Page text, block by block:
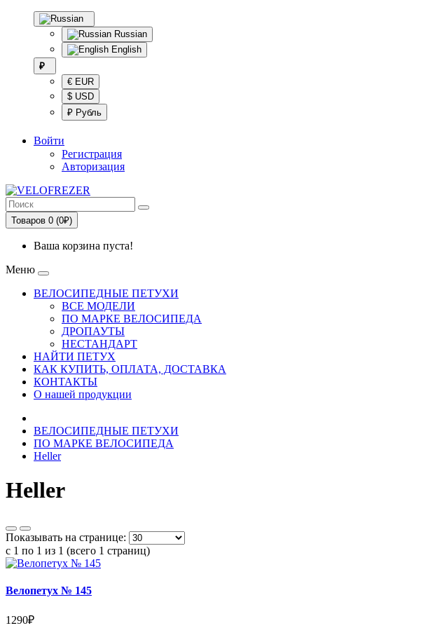
Russian
English
₽
€ EUR
$ USD
₽ Рубль
Войти
Регистрация
Авторизация
Товаров 0 (0₽)
Ваша корзина пуста!
Меню
ВЕЛОСИПЕДНЫЕ ПЕТУХИ
ВСЕ МОДЕЛИ
ПО МАРКЕ ВЕЛОСИПЕДА
ДРОПАУТЫ
НЕСТАНДАРТ
НАЙТИ ПЕТУХ
КАК КУПИТЬ, ОПЛАТА, ДОСТАВКА
КОНТАКТЫ
О нашей продукции
ВЕЛОСИПЕДНЫЕ ПЕТУХИ
ПО МАРКЕ ВЕЛОСИПЕДА
Heller
Heller
Показывать на странице:
с 1 по 1 из 1 (всего 1 страниц)
Велопетух № 145
1290₽